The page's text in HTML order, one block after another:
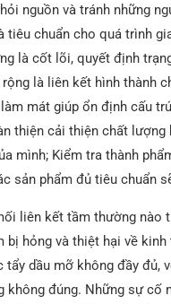
nguồn và tránh những
tiêu chuẩn cho quá trình
là cốt lõi, quyết định
là liên kết hình thành
mát giúp ổn định cấu
thiện cải thiện chất
mình; Kiểm tra thành
sản phẩm đủ tiêu chuẩn
liên kết tầm thường nào
hỏng và thiệt hại về
dầu mỡ không đầy đủ,
đúng. Những sự cố